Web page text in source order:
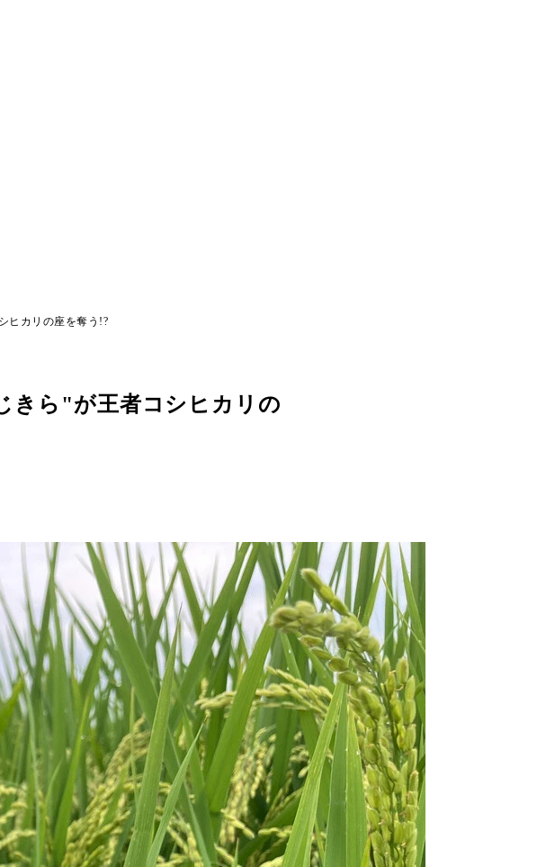
ヒカリの座を奪う!?
きら"が王者コシヒカリの